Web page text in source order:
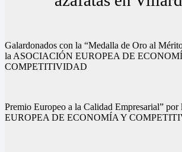
Galardonados con la “Medalla de Oro al
la ASOCIACIÓN EUROPEA DE
COMPETITIVIDAD
Premio Europeo a la Calidad Empresarial”
EUROPEA DE ECONOMÍA Y